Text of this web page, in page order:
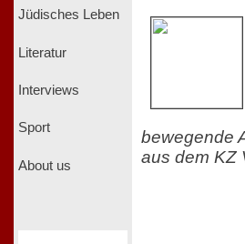
Jüdisches Leben
Literatur
Interviews
Sport
About us
bewegende
aus dem KZ